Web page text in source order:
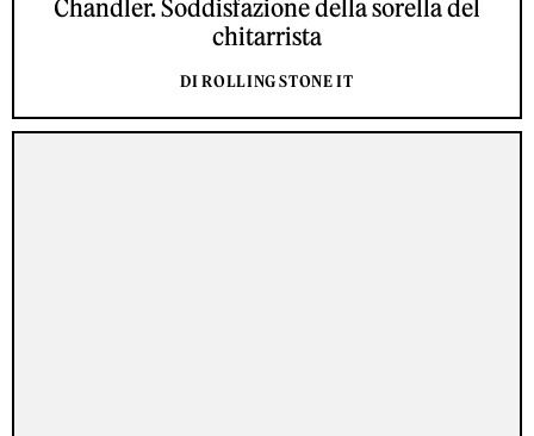
Chandler. Soddisfazione della sorella del
chitarrista
DI ROLLING STONE IT